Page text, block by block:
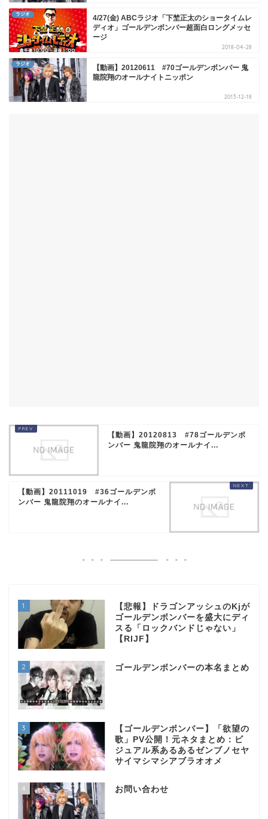
ラジオ
4/27(金) ABCラジオ「下埜正太のショータイムレ
ディオ」ゴールデンボンバー超面白ロングメッセ
ージ
2018-04-28
ラジオ
【動画】20120611 #70ゴールデンボンバー 鬼
龍院翔のオールナイトニッポン
2013-12-18
【動画】20120813 #78ゴールデンボ
ンバー 鬼龍院翔のオールナイ...
【動画】20111019 #36ゴールデンボ
ンバー 鬼龍院翔のオールナイ...
1
【悲報】ドラゴンアッシュのKjが
ゴールデンボンバーを盛大にディ
スる「ロックバンドじゃない」
【RIJF】
2 ゴールデンボンバーの本名まとめ
3
【ゴールデンボンバー】「欲望の
歌」PV公開！元ネタまとめ：ビ
ジュアル系あるあるゼンブノセヤ
サイマシマシアブラオオメ
4 お問い合わせ